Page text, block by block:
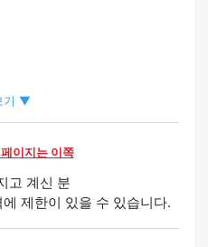
기 ▼
이지는 이쪽
고 계신 분
제한이 있을 수 있습니다.